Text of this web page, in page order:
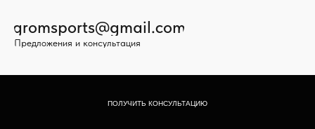
gromsports@gmail.com
Предложения и консультация
ПОЛУЧИТЬ КОНСУЛЬТАЦИЮ